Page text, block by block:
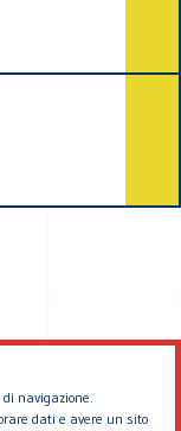
navigazione.
dati e avere un sito